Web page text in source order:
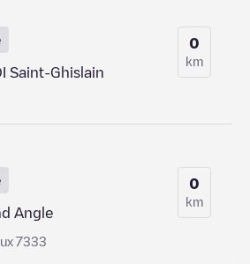
Saint-Ghislain
0
km
Angle
7333
0
km